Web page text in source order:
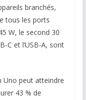
branchés,
tous les ports
W, le second 30
C et l’USB-A, sont
Uno peut atteindre
43 % de